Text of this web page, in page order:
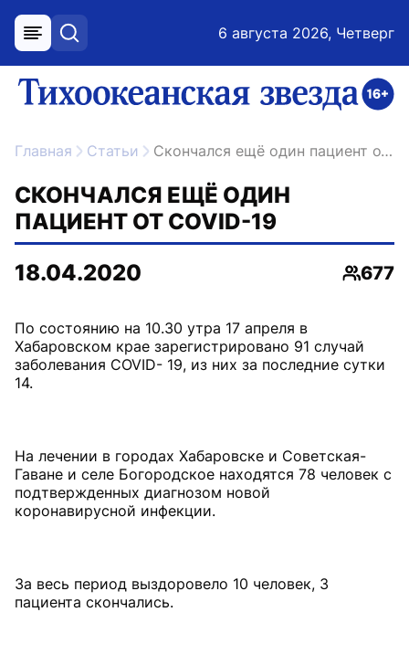
меню поиск 6 августа 2026, Четверг
ссылка на главную
Главная Статьи Скончался ещё один пациент от COVID-19
СКОНЧАЛСЯ ЕЩЁ ОДИН
ПАЦИЕНТ ОТ COVID-19
18.04.2020
677
По состоянию на 10.30 утра 17 апреля в
Хабаровском крае зарегистрировано 91 случай
заболевания COVID- 19, из них за последние сутки
14.
На лечении в городах Хабаровске и Советская-
Гаване и селе Богородское находятся 78 человек с
подтвержденных диагнозом новой
коронавирусной инфекции.
За весь период выздоровело 10 человек, 3
пациента скончались.